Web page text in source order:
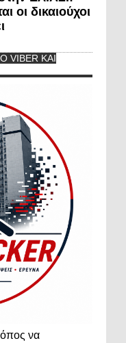
οι δικαιούχοι
ΚΑΙ
να